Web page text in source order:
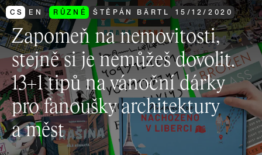
CS EN RŮZNÉ ŠTĚPÁN BÄRTL 15 /12/2020
Zapomeň na nemovitosti,
stejně si je nemůžeš dovolit.
13+1 tipů na vánoční dárky
pro fanoušky architektury
a měst